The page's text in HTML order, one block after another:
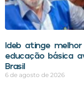
Ideb atinge
educação básica
Brasil
6 de agosto de 2026